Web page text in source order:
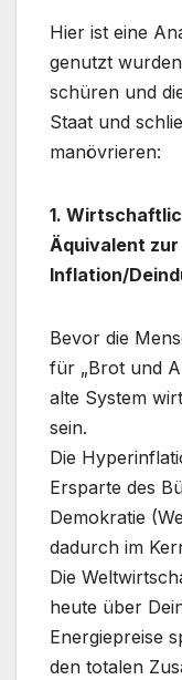
Hier ist eine
genutzt
schüren und
Staat und
manövrieren:
1.
Äquivalent zur
Inflation/
Bevor die
für „Brot und
alte System
sein.
Die
Ersparte des
Demokratie
dadurch im
Die
heute über
Energiepreise
den totalen